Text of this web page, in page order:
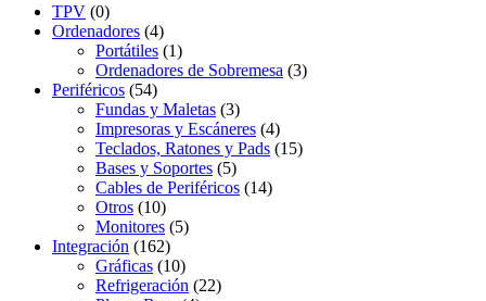
TPV (0)
Ordenadores (4)
Portátiles (1)
Ordenadores de Sobremesa (3)
Periféricos (54)
Fundas y Maletas (3)
Impresoras y Escáneres (4)
Teclados, Ratones y Pads (15)
Bases y Soportes (5)
Cables de Periféricos (14)
Otros (10)
Monitores (5)
Integración (162)
Gráficas (10)
Refrigeración (22)